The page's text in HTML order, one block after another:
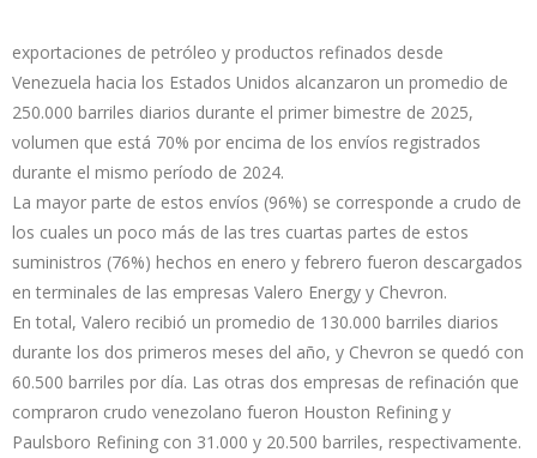
exportaciones de petróleo y productos refinados desde
Venezuela hacia los Estados Unidos alcanzaron un promedio de
250.000 barriles diarios durante el primer bimestre de 2025,
volumen que está 70% por encima de los envíos registrados
durante el mismo período de 2024.
La mayor parte de estos envíos (96%) se corresponde a crudo de
los cuales un poco más de las tres cuartas partes de estos
suministros (76%) hechos en enero y febrero fueron descargados
en terminales de las empresas Valero Energy y Chevron.
En total, Valero recibió un promedio de 130.000 barriles diarios
durante los dos primeros meses del año, y Chevron se quedó con
60.500 barriles por día. Las otras dos empresas de refinación que
compraron crudo venezolano fueron Houston Refining y
Paulsboro Refining con 31.000 y 20.500 barriles, respectivamente.